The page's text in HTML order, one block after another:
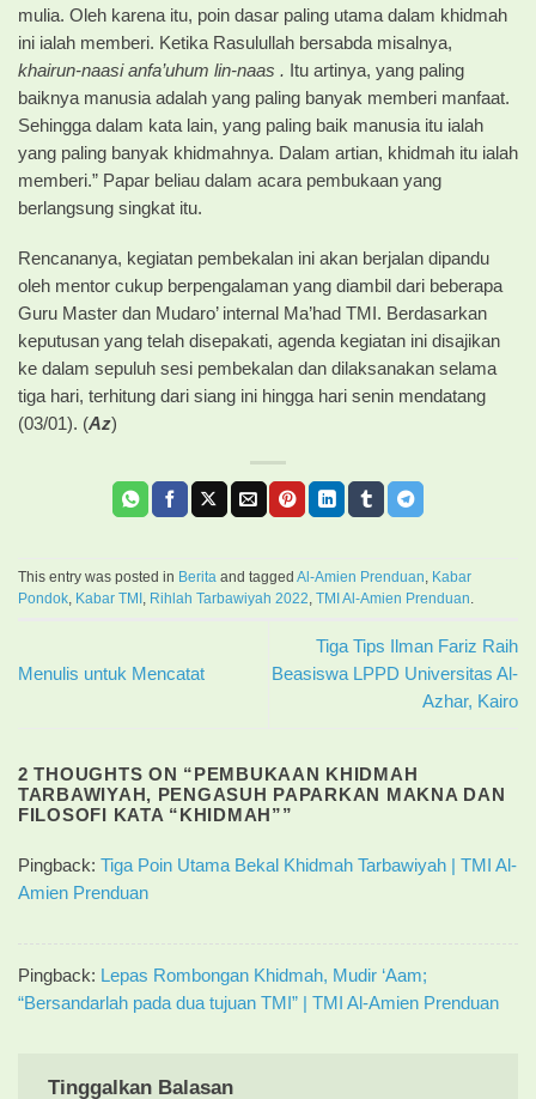
mulia. Oleh karena itu, poin dasar paling utama dalam khidmah
ini ialah memberi. Ketika Rasulullah bersabda misalnya,
khairun-naasi anfa’uhum lin-naas . Itu artinya, yang paling
baiknya manusia adalah yang paling banyak memberi manfaat.
Sehingga dalam kata lain, yang paling baik manusia itu ialah
yang paling banyak khidmahnya. Dalam artian, khidmah itu ialah
memberi.” Papar beliau dalam acara pembukaan yang
berlangsung singkat itu.
Rencananya, kegiatan pembekalan ini akan berjalan dipandu
oleh mentor cukup berpengalaman yang diambil dari beberapa
Guru Master dan Mudaro’ internal Ma’had TMI. Berdasarkan
keputusan yang telah disepakati, agenda kegiatan ini disajikan
ke dalam sepuluh sesi pembekalan dan dilaksanakan selama
tiga hari, terhitung dari siang ini hingga hari senin mendatang
(03/01). (Az)
This entry was posted in Berita and tagged Al-Amien Prenduan
Kabar
Pondok Kabar TMI Rihlah Tarbawiyah 2022 TMI Al-Amien Prenduan
Menulis untuk Mencatat
Tiga Tips Ilman Fariz Raih
Beasiswa LPPD Universitas Al-
Azhar, Kairo
2 THOUGHTS ON “ PEMBUKAAN KHIDMAH
TARBAWIYAH, PENGASUH PAPARKAN MAKNA DAN
FILOSOFI KATA “KHIDMAH””
Pingback: Tiga Poin Utama Bekal Khidmah Tarbawiyah | TMI Al-
Amien Prenduan
Pingback: Lepas Rombongan Khidmah, Mudir ‘Aam;
“Bersandarlah pada dua tujuan TMI” | TMI Al-Amien Prenduan
Tinggalkan Balasan